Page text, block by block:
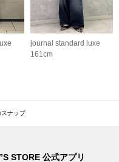
journal standard luxe
161cm
スナップ
STORE 公式アプリ